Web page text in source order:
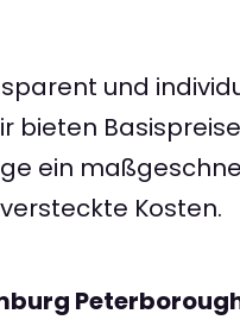
und
bieten
ein
Kosten.